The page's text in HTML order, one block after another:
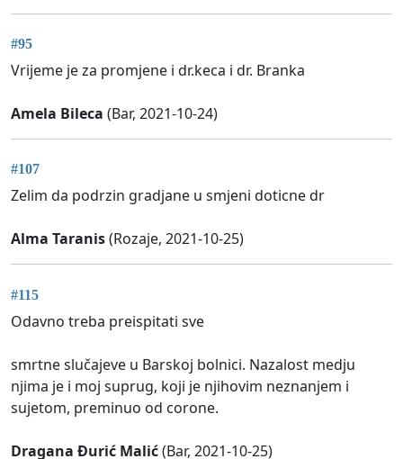
#95
Vrijeme je za promjene i dr.keca i dr. Branka
Amela Bileca (Bar, 2021-10-24)
#107
Zelim da podrzin gradjane u smjeni doticne dr
Alma Taranis(Rozaje, 2021-10-25)
#115
Odavno treba preispitati sve
smrtne slučajeve u Barskoj bolnici. Nazalost medju
njima je i moj suprug, koji je njihovim neznanjem i
sujetom, preminuo od corone.
Dragana Đurić Malić(Bar, 2021-10-25)